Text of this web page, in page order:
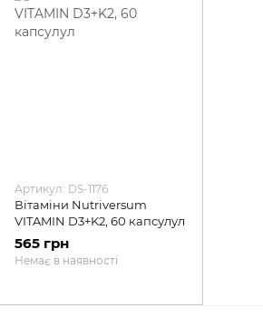
Артикул: DS-1176
Вітаміни Nutriversum
VITAMIN D3+K2, 60 капсулул
565 грн
Немає в наявності